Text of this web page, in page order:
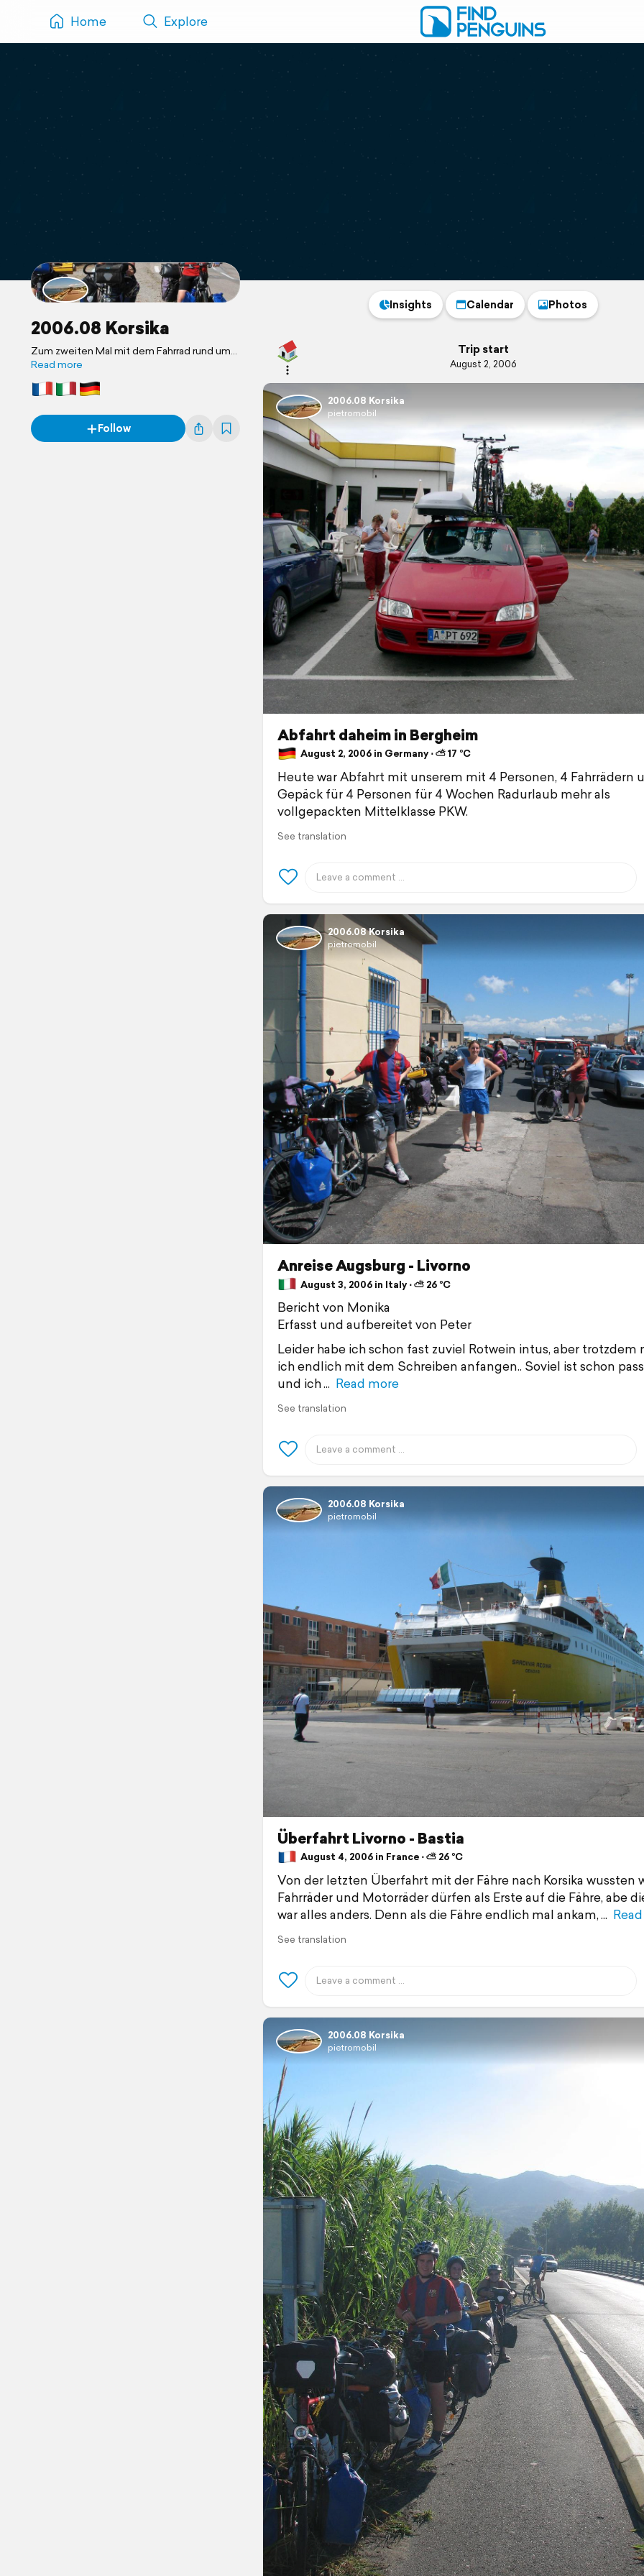
Home Explore
2006.08 Korsika
Zum zweiten Mal mit dem Fahrrad rund um
die wunderschöne Mittelmeerinsel.
Read more
Follow
Insights Calendar Photos
Trip start
August 2, 2006
2006.08 Korsika
pietromobil
Abfahrt daheim in Bergheim
August 2, 2006 in Germany ⋅ ⛅ 17 °C
Heute war Abfahrt mit unserem mit 4 Personen, 4 Fahrrädern
Gepäck für 4 Personen für 4 Wochen Radurlaub mehr als
vollgepackten Mittelklasse PKW.
See translation
2006.08 Korsika
pietromobil
Anreise Augsburg - Livorno
August 3, 2006 in Italy ⋅ ⛅ 26 °C
Bericht von Monika
Erfasst und aufbereitet von Peter
Leider habe ich schon fast zuviel Rotwein intus, aber trotzdem
ich endlich mit dem Schreiben anfangen.. Soviel ist schon
und ich
Read more
See translation
2006.08 Korsika
pietromobil
Überfahrt Livorno - Bastia
August 4, 2006 in France ⋅ ⛅ 26 °C
Von der letzten Überfahrt mit der Fähre nach Korsika wussten
Fahrräder und Motorräder dürfen als Erste auf die Fähre, abe
war alles anders. Denn als die Fähre endlich mal ankam,
See translation
2006.08 Korsika
pietromobil